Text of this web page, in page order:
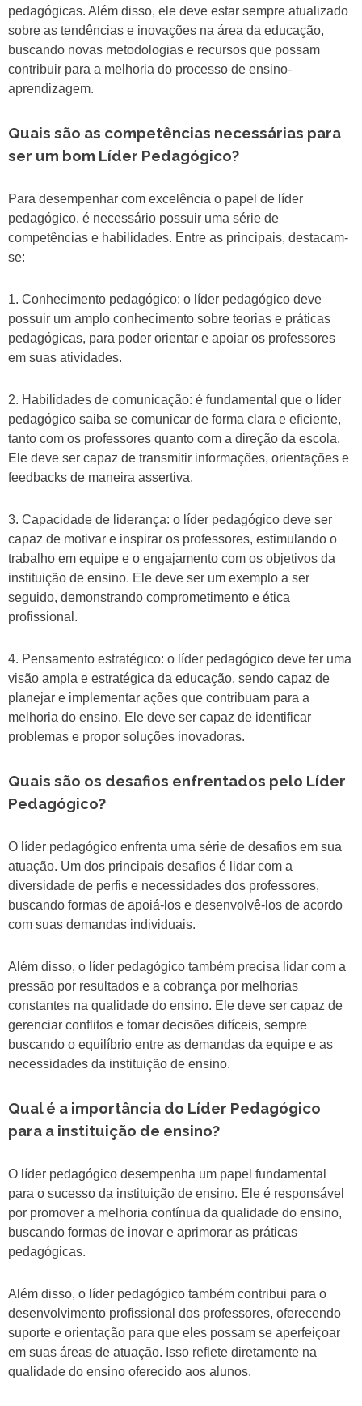
pedagógicas. Além disso, ele deve estar sempre atualizado
sobre as tendências e inovações na área da educação,
buscando novas metodologias e recursos que possam
contribuir para a melhoria do processo de ensino-
aprendizagem.
Quais são as competências necessárias para
ser um bom Líder Pedagógico?
Para desempenhar com excelência o papel de líder
pedagógico, é necessário possuir uma série de
competências e habilidades. Entre as principais, destacam-
se:
1. Conhecimento pedagógico: o líder pedagógico deve
possuir um amplo conhecimento sobre teorias e práticas
pedagógicas, para poder orientar e apoiar os professores
em suas atividades.
2. Habilidades de comunicação: é fundamental que o líder
pedagógico saiba se comunicar de forma clara e eficiente,
tanto com os professores quanto com a direção da escola.
Ele deve ser capaz de transmitir informações, orientações e
feedbacks de maneira assertiva.
3. Capacidade de liderança: o líder pedagógico deve ser
capaz de motivar e inspirar os professores, estimulando o
trabalho em equipe e o engajamento com os objetivos da
instituição de ensino. Ele deve ser um exemplo a ser
seguido, demonstrando comprometimento e ética
profissional.
4. Pensamento estratégico: o líder pedagógico deve ter uma
visão ampla e estratégica da educação, sendo capaz de
planejar e implementar ações que contribuam para a
melhoria do ensino. Ele deve ser capaz de identificar
problemas e propor soluções inovadoras.
Quais são os desafios enfrentados pelo Líder
Pedagógico?
O líder pedagógico enfrenta uma série de desafios em sua
atuação. Um dos principais desafios é lidar com a
diversidade de perfis e necessidades dos professores,
buscando formas de apoiá-los e desenvolvê-los de acordo
com suas demandas individuais.
Além disso, o líder pedagógico também precisa lidar com a
pressão por resultados e a cobrança por melhorias
constantes na qualidade do ensino. Ele deve ser capaz de
gerenciar conflitos e tomar decisões difíceis, sempre
buscando o equilíbrio entre as demandas da equipe e as
necessidades da instituição de ensino.
Qual é a importância do Líder Pedagógico
para a instituição de ensino?
O líder pedagógico desempenha um papel fundamental
para o sucesso da instituição de ensino. Ele é responsável
por promover a melhoria contínua da qualidade do ensino,
buscando formas de inovar e aprimorar as práticas
pedagógicas.
Além disso, o líder pedagógico também contribui para o
desenvolvimento profissional dos professores, oferecendo
suporte e orientação para que eles possam se aperfeiçoar
em suas áreas de atuação. Isso reflete diretamente na
qualidade do ensino oferecido aos alunos.